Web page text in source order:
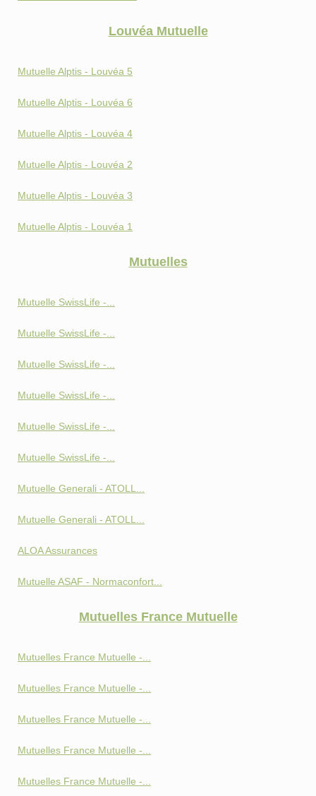
Louvéa Mutuelle
Mutuelle Alptis - Louvéa 5
Mutuelle Alptis - Louvéa 6
Mutuelle Alptis - Louvéa 4
Mutuelle Alptis - Louvéa 2
Mutuelle Alptis - Louvéa 3
Mutuelle Alptis - Louvéa 1
Mutuelles
Mutuelle SwissLife -...
Mutuelle SwissLife -...
Mutuelle SwissLife -...
Mutuelle SwissLife -...
Mutuelle SwissLife -...
Mutuelle SwissLife -...
Mutuelle Generali - ATOLL...
Mutuelle Generali - ATOLL...
ALOA Assurances
Mutuelle ASAF - Normaconfort...
Mutuelles France Mutuelle
Mutuelles France Mutuelle -...
Mutuelles France Mutuelle -...
Mutuelles France Mutuelle -...
Mutuelles France Mutuelle -...
Mutuelles France Mutuelle -...